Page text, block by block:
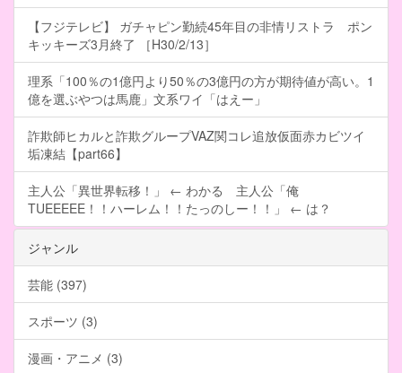
【フジテレビ】 ガチャピン勤続45年目の非情リストラ ポン
キッキーズ3月終了 ［H30/2/13］
理系「100％の1億円より50％の3億円の方が期待値が高い。1
億を選ぶやつは馬鹿」文系ワイ「はえー」
詐欺師ヒカルと詐欺グループVAZ関コレ追放仮面赤カビツイ
垢凍結【part66】
主人公「異世界転移！」 ← わかる 主人公「俺
TUEEEEE！！ハーレム！！たっのしー！！」 ← は？
ジャンル
芸能 (397)
スポーツ (3)
漫画・アニメ (3)